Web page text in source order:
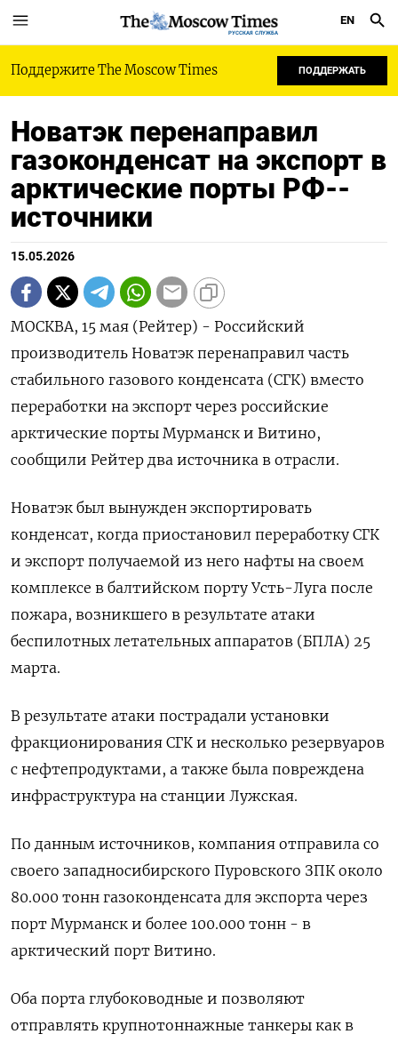
РУССКАЯ СЛУЖБА
EN
Поддержите The Moscow Times ПОДДЕРЖАТЬ
Новатэк перенаправил
газоконденсат на экспорт в
арктические порты РФ--
источники
15.05.2026
МОСКВА, 15 мая (Рейтер) - Российский
производитель Новатэк перенаправил часть
стабильного газового конденсата (СГК) вместо
переработки на экспорт через российские
арктические порты Мурманск и Витино,
сообщили Рейтер два ‌источника в отрасли.
Новатэк был вынужден экспортировать
конденсат, когда приостановил переработку СГК
и экспорт получаемой из него нафты на своем
комплексе в балтийском порту ​Усть-Луга после
пожара, ​возникшего в результате ​атаки
беспилотных летательных ⁠аппаратов (БПЛА) 25
марта.
В результате атаки пострадали установки
‌фракционирования СГК и несколько резервуаров
с ‌нефтепродуктами, а также была повреждена
инфраструктура на станции Лужская.
По данным источников, компания ​отправила со
своего западносибирского Пуровского ЗПК около
80.000 тонн ‌газоконденсата для экспорта через
порт Мурманск и более 100.000 тонн - ​в
арктический порт Витино.
Оба порта глубоководные и позволяют
отправлять крупнотоннажные ‌танкеры как в